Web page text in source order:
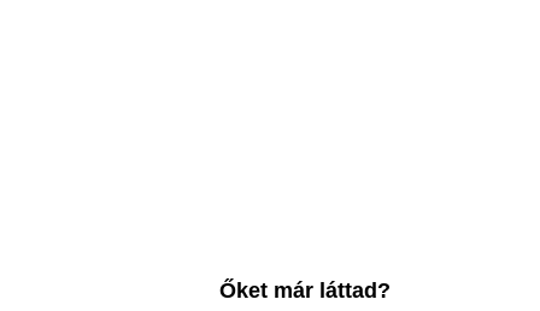
Őket már láttad?